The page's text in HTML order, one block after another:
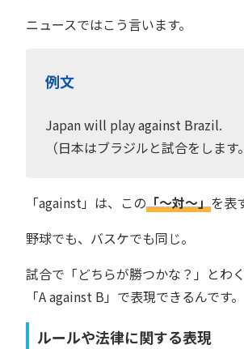
ニュースではこう言います。
例文
Japan will play against Brazil.
（日本はブラジルと試合をします
「against」は、この「〜対〜」を表
野球でも、バスケでも同じ。
試合で「どちらが勝つかな？」とわ
「A against B」で表現できるんです。
ルールや法律に関する表現